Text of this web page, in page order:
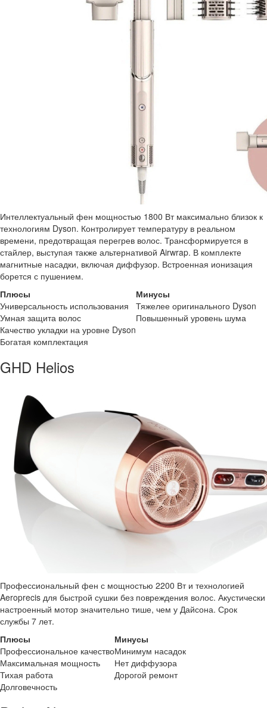
Интеллектуальный фен мощностью 1800 Вт максимально близок к
технологиям Dyson. Контролирует температуру в реальном
времени, предотвращая перегрев волос. Трансформируется в
стайлер, выступая также альтернативой Airwrap. В комплекте
магнитные насадки, включая диффузор. Встроенная ионизация
борется с пушением.
Плюсы
Минусы
Универсальность использования
Тяжелее оригинального Dyson
Умная защита волос
Повышенный уровень шума
Качество укладки на уровне Dyson
Богатая комплектация
GHD Helios
Профессиональный фен с мощностью 2200 Вт и технологией
Aeroprecis для быстрой сушки без повреждения волос. Акустически
настроенный мотор значительно тише, чем у Дайсона. Срок
службы 7 лет.
Плюсы
Минусы
Профессиональное качествоМинимум насадок
Максимальная мощность
Нет диффузора
Тихая работа
Дорогой ремонт
Долговечность